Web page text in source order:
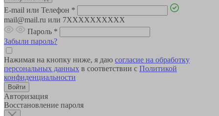
E-mail или Телефон *
mail@mail.ru или 7XXXXXXXXXX
Пароль *
Забыли пароль?
Нажимая на кнопку ниже, я даю согласие на обработку
персональных данных в соответствии с Политикой
конфиденциальности
Авторизация
Восстановление пароля